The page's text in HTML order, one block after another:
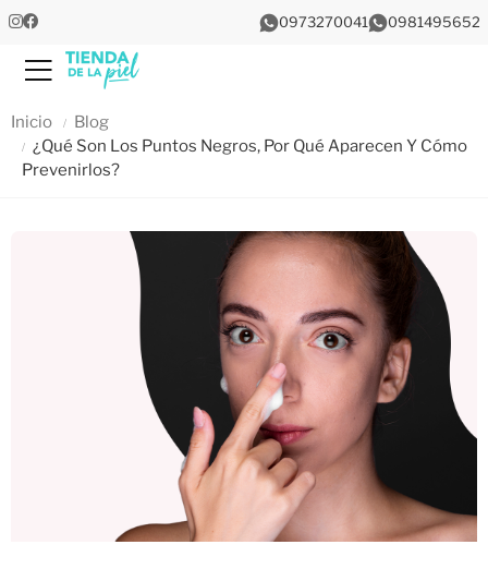
0973270041 0981495652
Menu
Inicio
Blog
¿Qué Son Los Puntos Negros, Por Qué Aparecen Y Cómo
Prevenirlos?